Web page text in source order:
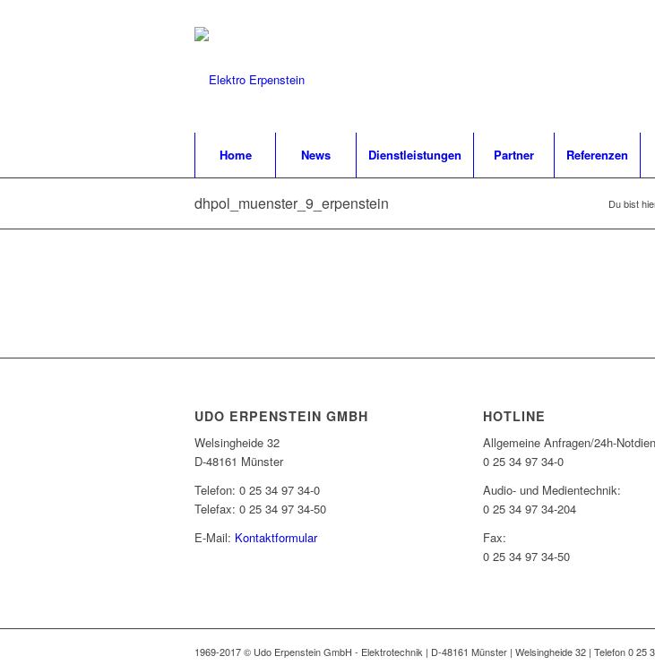
Home News Dienstleistungen Partner Referenzen
dhpol_muenster_9_erpenstein Du bist
UDO ERPENSTEIN GMBH
Welsingheide 32
D-48161 Münster
Telefon: 0 25 34 97 34-0
Telefax: 0 25 34 97 34-50
E-Mail: Kontaktformular
HOTLINE
Allgemeine Anfragen/24h-
0 25 34 97 34-0
Audio- und Medientechnik:
0 25 34 97 34-204
Fax:
0 25 34 97 34-50
1969-2017 © Udo Erpenstein GmbH - Elektrotechnik | D-48161 Münster | Welsingheide 32 | Telefon 0 25